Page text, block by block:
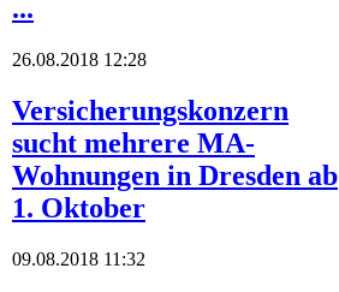
...
26.08.2018 12:28
Versicherungskonzern
sucht mehrere MA-
Wohnungen in Dresden ab
1. Oktober
09.08.2018 11:32